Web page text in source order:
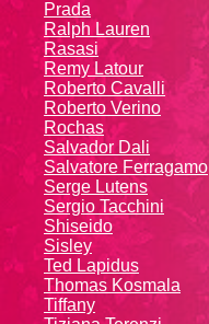
Prada
Ralph Lauren
Rasasi
Remy Latour
Roberto Cavalli
Roberto Verino
Rochas
Salvador Dali
Salvatore Ferragamo
Serge Lutens
Sergio Tacchini
Shiseido
Sisley
Ted Lapidus
Thomas Kosmala
Tiffany